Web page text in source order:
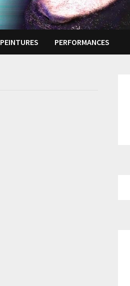
PEINTURES PERFORMANCES